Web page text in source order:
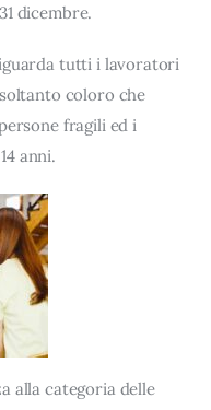
dicembre.
tutti i lavoratori
coloro che
fragili ed i
anni.
alla categoria delle